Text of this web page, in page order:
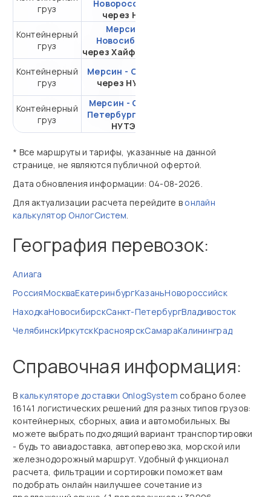
груз
Новороссийск
через НЛЭ
Контейнерный
груз
Мерсин -
Новосибирск
через Хайфон (Тр.)
Контейнерный
груз
Мерсин - Самара
через НУТЭП
Контейнерный
груз
Мерсин - Санкт-
Петербург
НУТЭП
* Все маршруты и тарифы, указанные на данной
странице, не являются публичной офертой.
Дата обновления информации: 04-08-2026.
Для актуализации расчета перейдите в онлайн
калькулятор ОнлогСистем.
География перевозок:
Алиага
РоссияМоскваЕкатеринбургКазаньНовороссийск
НаходкаНовосибирскСанкт-ПетербургВладивосток
ЧелябинскИркутскКрасноярскСамараКалининград
Справочная информация:
В калькуляторе доставки OnlogSystem собрано более
16141 логистических решений для разных типов грузов:
контейнерных, сборных, авиа и автомобильных. Вы
можете выбрать подходящий вариант транспортировки
- будь то авиадоставка, автоперевозка, морской или
железнодорожный маршрут. Удобный функционал
расчета, фильтрации и сортировки поможет вам
подобрать онлайн наилучшее сочетание из